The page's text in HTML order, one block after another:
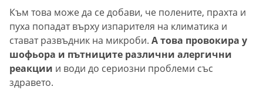
Към това може да се добави, че полените, прахта и
пуха попадат върху изпарителя на климатика и
стават развъдник на микроби. А това провокира у
шофьора и пътниците различни алергични
реакции и води до сериозни проблеми със
здравето.